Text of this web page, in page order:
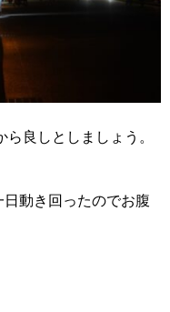
良しとしましょう。
動き回ったのでお腹